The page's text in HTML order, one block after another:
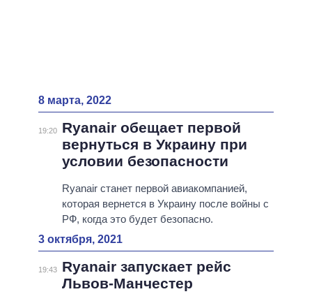
8 марта, 2022
19:20
Ryanair обещает первой
вернуться в Украину при
условии безопасности
Ryanair станет первой авиакомпанией,
которая вернется в Украину после войны с
РФ, когда это будет безопасно.
3 октября, 2021
19:43
Ryanair запускает рейс
Львов-Манчестер